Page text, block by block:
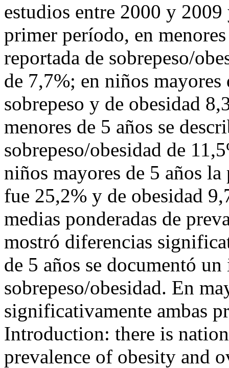
estudios entre 2000 y
primer período, en
reportada de sobrepeso/
de 7,7%; en niños
sobrepeso y de obesidad
menores de 5 años se
sobrepeso/obesidad de
niños mayores de 5 años
fue 25,2% y de obesidad
medias ponderadas de
mostró diferencias
de 5 años se documentó
sobrepeso/obesidad. En
significativamente ambas
Introduction: there is
prevalence of obesity and